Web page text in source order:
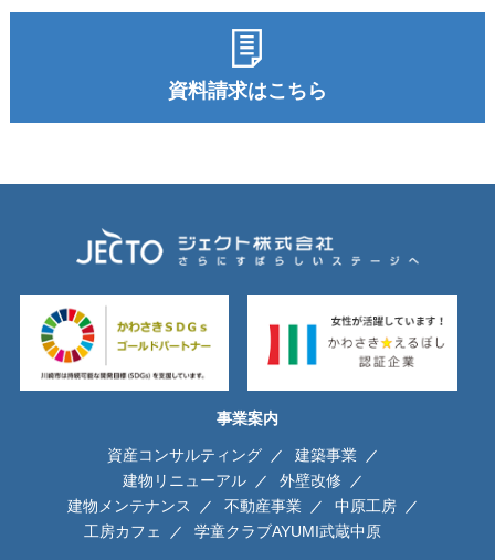
資料請求はこちら
事業案内
資産コンサルティング
建築事業
建物リニューアル
外壁改修
建物メンテナンス
不動産事業
中原工房
工房カフェ
学童クラブAYUMI武蔵中原